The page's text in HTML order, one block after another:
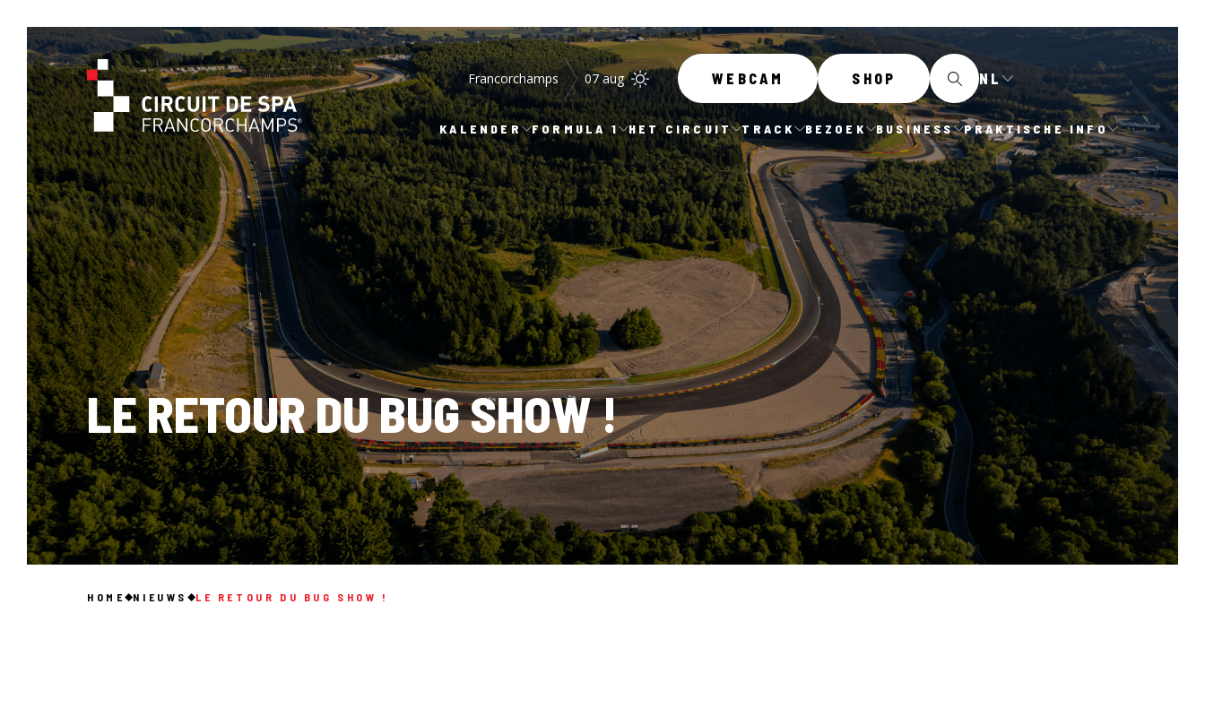
Francorchamps 07 aug WEBCAM SHOP NL
KALENDER FORMULA 1 HET CIRCUIT TRACK BEZOEK BUSINESS PRAKTISCHE INFO
LE RETOUR DU BUG SHOW !
HOME NIEUWS LE RETOUR DU BUG SHOW !